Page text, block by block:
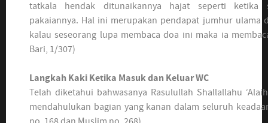
tatkala hendak ditunaikannya hajat seperti ketika
pakaiannya. Hal ini merupakan pendapat jumhur ulama
kalau seseorang lupa membaca doa ini maka ia
Bari, 1/307)
Langkah Kaki Ketika Masuk dan Keluar WC
Telah diketahui bahwasanya Rasulullah Shallallahu
mendahulukan bagian yang kanan dalam seluruh